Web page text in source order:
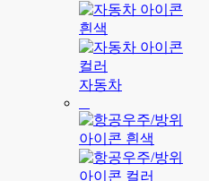
자동차